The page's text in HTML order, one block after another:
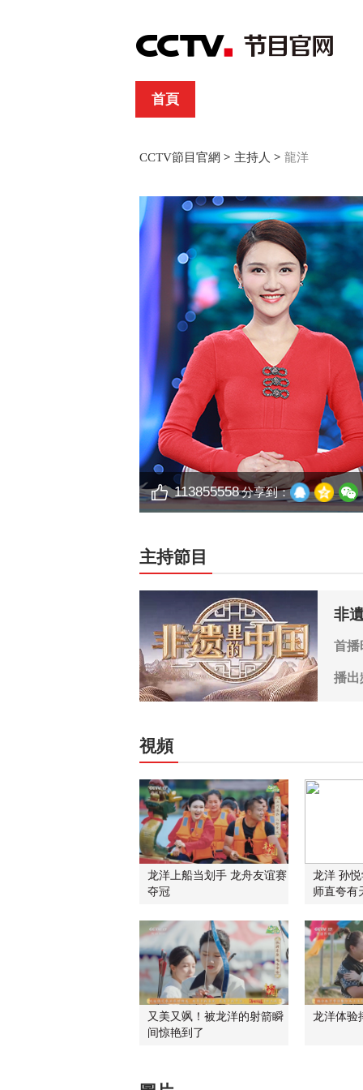
首頁
CCTV節目官網 > 主持人 > 龍洋
113855558分享到：
主持節目
非
首播
播出
視頻
龙洋上船当划手 龙舟友谊赛
夺冠
龙洋 孙悦
师直夸有
又美又飒！被龙洋的射箭瞬
间惊艳到了
龙洋体验